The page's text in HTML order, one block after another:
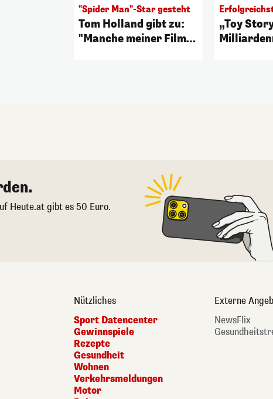
"Spider Man"-Star gesteht
Tom Holland gibt zu:
"Manche meiner Filme
„Toy
Heute.at gibt es 50 Euro.
Nützliches
Sport Datencenter
Gewinnspiele
Rezepte
Gesundheit
Wohnen
Verkehrsmeldungen
Motor
Externe
NewsFlix